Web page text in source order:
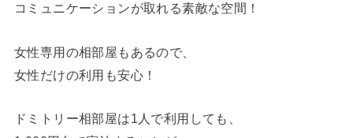
コミュニケーションが取れる素敵な空間！
女性専用の相部屋もあるので、
女性だけの利用も安心！
ドミトリー相部屋は1人で利用しても、